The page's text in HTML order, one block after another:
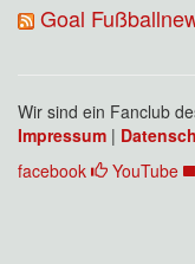
Goal
Wir sind ein Fanclub
Impressum |
facebook
YouTube